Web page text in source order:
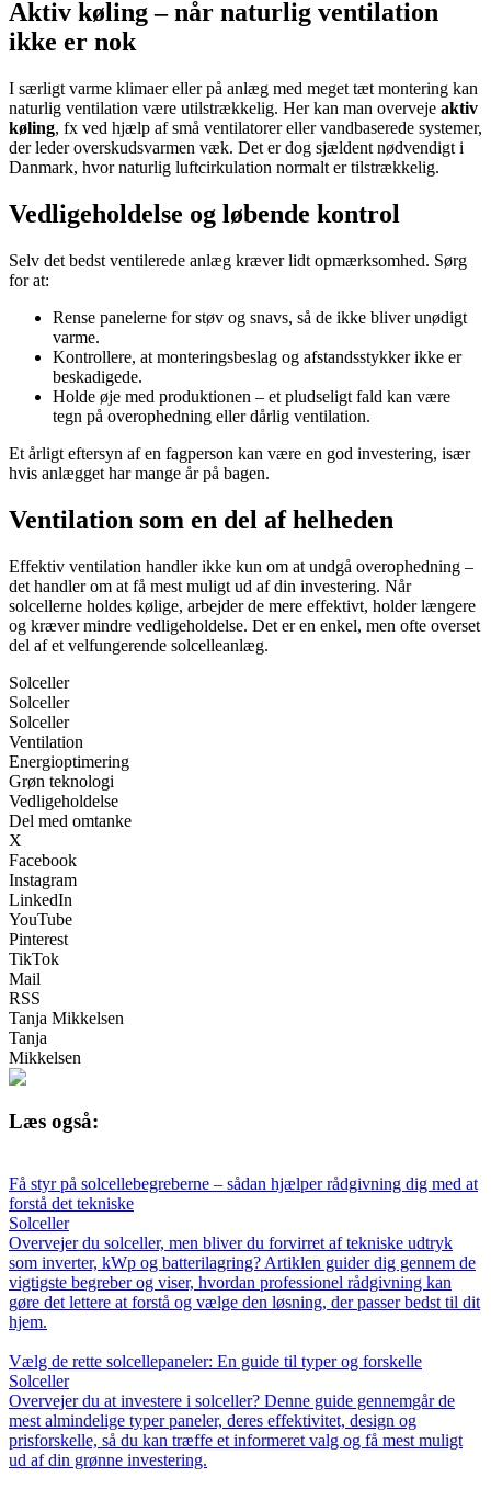
Aktiv køling – når naturlig ventilation
ikke er nok
I særligt varme klimaer eller på anlæg med meget tæt montering kan
naturlig ventilation være utilstrækkelig. Her kan man overveje aktiv
køling, fx ved hjælp af små ventilatorer eller vandbaserede systemer,
der leder overskudsvarmen væk. Det er dog sjældent nødvendigt i
Danmark, hvor naturlig luftcirkulation normalt er tilstrækkelig.
Vedligeholdelse og løbende kontrol
Selv det bedst ventilerede anlæg kræver lidt opmærksomhed. Sørg
for at:
Rense panelerne for støv og snavs, så de ikke bliver unødigt
varme.
Kontrollere, at monteringsbeslag og afstandsstykker ikke er
beskadigede.
Holde øje med produktionen – et pludseligt fald kan være
tegn på overophedning eller dårlig ventilation.
Et årligt eftersyn af en fagperson kan være en god investering, især
hvis anlægget har mange år på bagen.
Ventilation som en del af helheden
Effektiv ventilation handler ikke kun om at undgå overophedning –
det handler om at få mest muligt ud af din investering. Når
solcellerne holdes kølige, arbejder de mere effektivt, holder længere
og kræver mindre vedligeholdelse. Det er en enkel, men ofte overset
del af et velfungerende solcelleanlæg.
Solceller
Solceller
Solceller
Ventilation
Energioptimering
Grøn teknologi
Vedligeholdelse
Del med omtanke
X
Facebook
Instagram
LinkedIn
YouTube
Pinterest
TikTok
Mail
RSS
Tanja Mikkelsen
Tanja
Mikkelsen
Læs også:
Få styr på solcellebegreberne – sådan hjælper rådgivning dig med at
forstå det tekniske
Solceller
Overvejer du solceller, men bliver du forvirret af tekniske udtryk
som inverter, kWp og batterilagring? Artiklen guider dig gennem de
vigtigste begreber og viser, hvordan professionel rådgivning kan
gøre det lettere at forstå og vælge den løsning, der passer bedst til dit
hjem.
Vælg de rette solcellepaneler: En guide til typer og forskelle
Solceller
Overvejer du at investere i solceller? Denne guide gennemgår de
mest almindelige typer paneler, deres effektivitet, design og
prisforskelle, så du kan træffe et informeret valg og få mest muligt
ud af din grønne investering.